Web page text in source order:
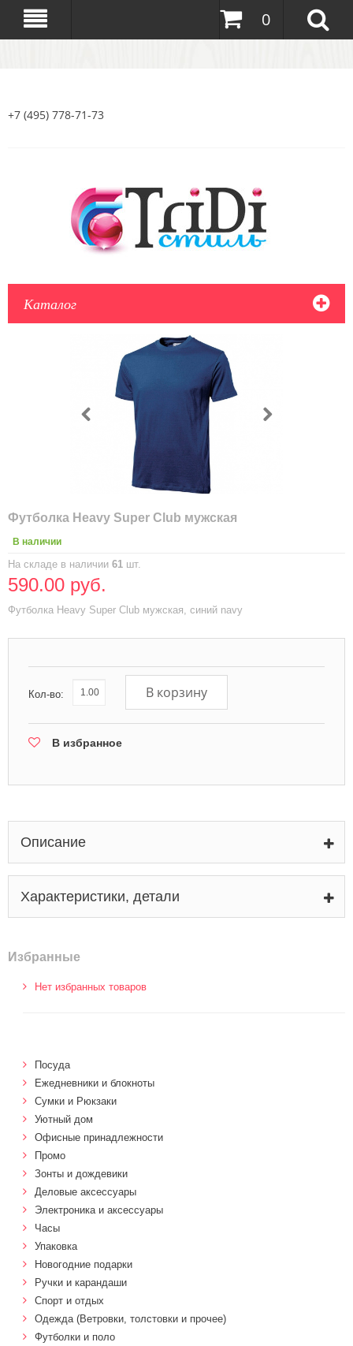
0
+7 (495) 778-71-73
Каталог
Футболка Heavy Super Club мужская
В наличии
На складе в наличии 61 шт.
590.00 руб.
Футболка Heavy Super Club мужская, синий navy
Кол-во: В корзину
В избранное
Описание
Характеристики, детали
Избранные
Нет избранных товаров
Посуда
Ежедневники и блокноты
Сумки и Рюкзаки
Уютный дом
Офисные принадлежности
Промо
Зонты и дождевики
Деловые аксессуары
Электроника и аксессуары
Часы
Упаковка
Новогодние подарки
Ручки и карандаши
Спорт и отдых
Одежда (Ветровки, толстовки и прочее)
Футболки и поло